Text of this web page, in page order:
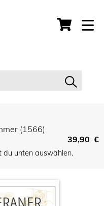
(1566)
39,90 €
du unten auswählen.